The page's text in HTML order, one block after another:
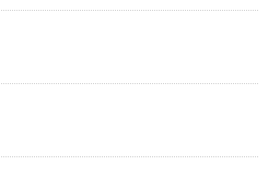
Görlitz und
und Frühe Hilfen im Landkreis
mit: